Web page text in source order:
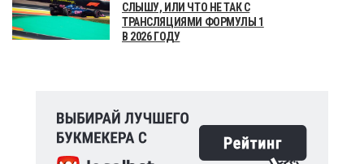
СЛЫШУ, ИЛИ ЧТО НЕ ТАК С
ТРАНСЛЯЦИЯМИ ФОРМУЛЫ 1
В 2026 ГОДУ